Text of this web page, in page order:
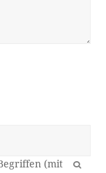
OK